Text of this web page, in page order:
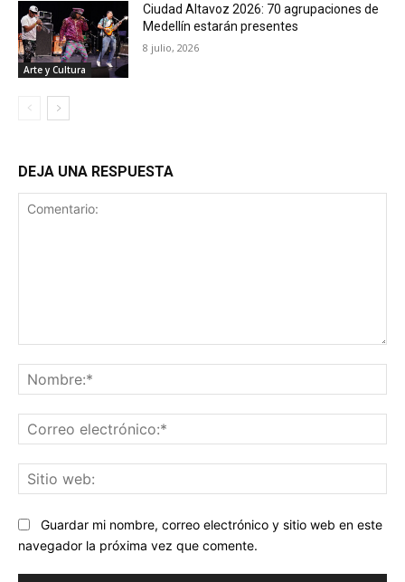
Arte y Cultura
Ciudad Altavoz 2026: 70 agrupaciones de
Medellín estarán presentes
8 julio, 2026
DEJA UNA RESPUESTA
Guardar mi nombre, correo electrónico y sitio web en este
navegador la próxima vez que comente.